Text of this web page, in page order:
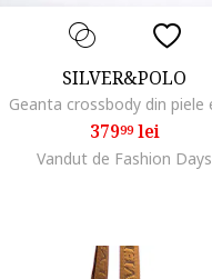
SILVER&POLO
37999lei
Vandut de Fashion Days